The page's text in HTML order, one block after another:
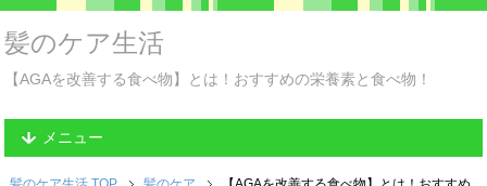
髪のケア生活
【AGAを改善する食べ物】とは！おすすめの栄養素と食べ物！
メニュー